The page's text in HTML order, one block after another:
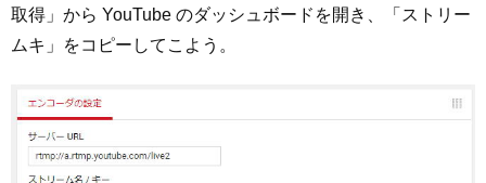
取得」から YouTube のダッシュボードを開き、「ストリー
ムキ」をコピーしてこよう。